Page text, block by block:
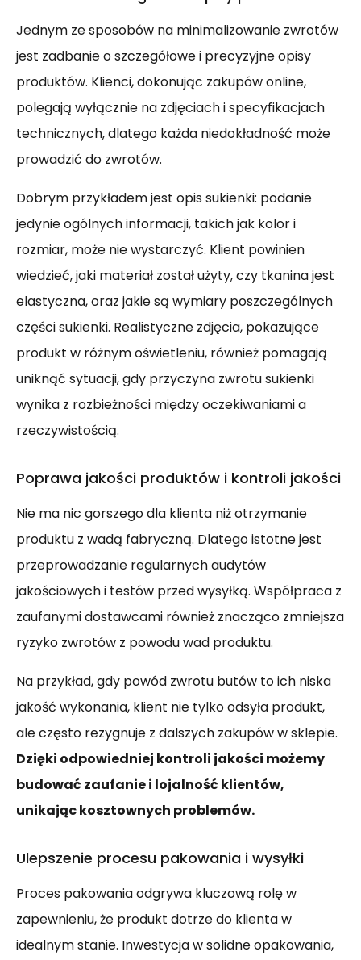
Jednym ze sposobów na minimalizowanie zwrotów
jest zadbanie o szczegółowe i precyzyjne opisy
produktów. Klienci, dokonując zakupów online,
polegają wyłącznie na zdjęciach i specyfikacjach
technicznych, dlatego każda niedokładność może
prowadzić do zwrotów.
Dobrym przykładem jest opis sukienki: podanie
jedynie ogólnych informacji, takich jak kolor i
rozmiar, może nie wystarczyć. Klient powinien
wiedzieć, jaki materiał został użyty, czy tkanina jest
elastyczna, oraz jakie są wymiary poszczególnych
części sukienki. Realistyczne zdjęcia, pokazujące
produkt w różnym oświetleniu, również pomagają
uniknąć sytuacji, gdy przyczyna zwrotu sukienki
wynika z rozbieżności między oczekiwaniami a
rzeczywistością.
Poprawa jakości produktów i kontroli jakości
Nie ma nic gorszego dla klienta niż otrzymanie
produktu z wadą fabryczną. Dlatego istotne jest
przeprowadzanie regularnych audytów
jakościowych i testów przed wysyłką. Współpraca z
zaufanymi dostawcami również znacząco zmniejsza
ryzyko zwrotów z powodu wad produktu.
Na przykład, gdy powód zwrotu butów to ich niska
jakość wykonania, klient nie tylko odsyła produkt,
ale często rezygnuje z dalszych zakupów w sklepie.
Dzięki odpowiedniej kontroli jakości możemy
budować zaufanie i lojalność klientów,
unikając kosztownych problemów.
Ulepszenie procesu pakowania i wysyłki
Proces pakowania odgrywa kluczową rolę w
zapewnieniu, że produkt dotrze do klienta w
idealnym stanie. Inwestycja w solidne opakowania,